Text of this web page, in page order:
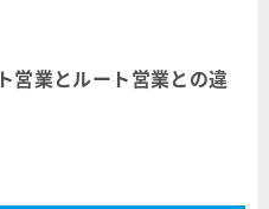
営業とルート営業との違